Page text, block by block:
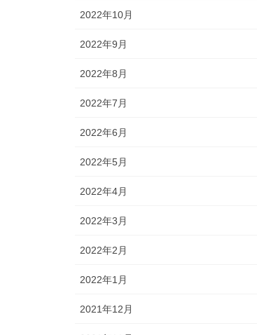
2022年10月
2022年9月
2022年8月
2022年7月
2022年6月
2022年5月
2022年4月
2022年3月
2022年2月
2022年1月
2021年12月